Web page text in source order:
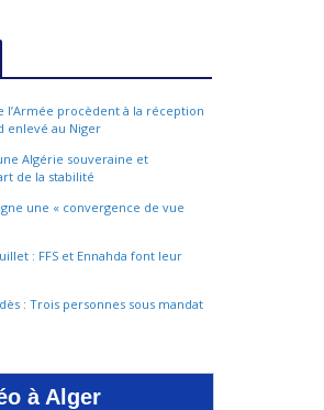
l’Armée procèdent à la réception
enlevé au Niger
Algérie souveraine et
de la stabilité
une « convergence de vue
: FFS et Ennahda font leur
: Trois personnes sous mandat
à Alger